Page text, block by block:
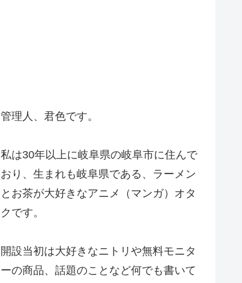
管理人、君色です。
私は30年以上に岐阜県の岐阜市に住んで
おり、生まれも岐阜県である、ラーメン
とお茶が大好きなアニメ（マンガ）オタ
クです。
開設当初は大好きなニトリや無料モニタ
ーの商品、話題のことなど何でも書いて